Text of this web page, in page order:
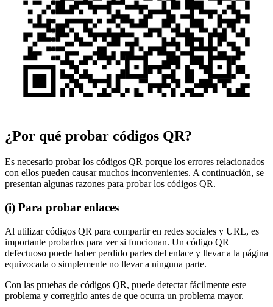
¿Por qué probar códigos QR?
Es necesario probar los códigos QR porque los errores relacionados
con ellos pueden causar muchos inconvenientes. A continuación, se
presentan algunas razones para probar los códigos QR.
(i) Para probar enlaces
Al utilizar códigos QR para compartir en redes sociales y URL, es
importante probarlos para ver si funcionan. Un código QR
defectuoso puede haber perdido partes del enlace y llevar a la página
equivocada o simplemente no llevar a ninguna parte.
Con las pruebas de códigos QR, puede detectar fácilmente este
problema y corregirlo antes de que ocurra un problema mayor.